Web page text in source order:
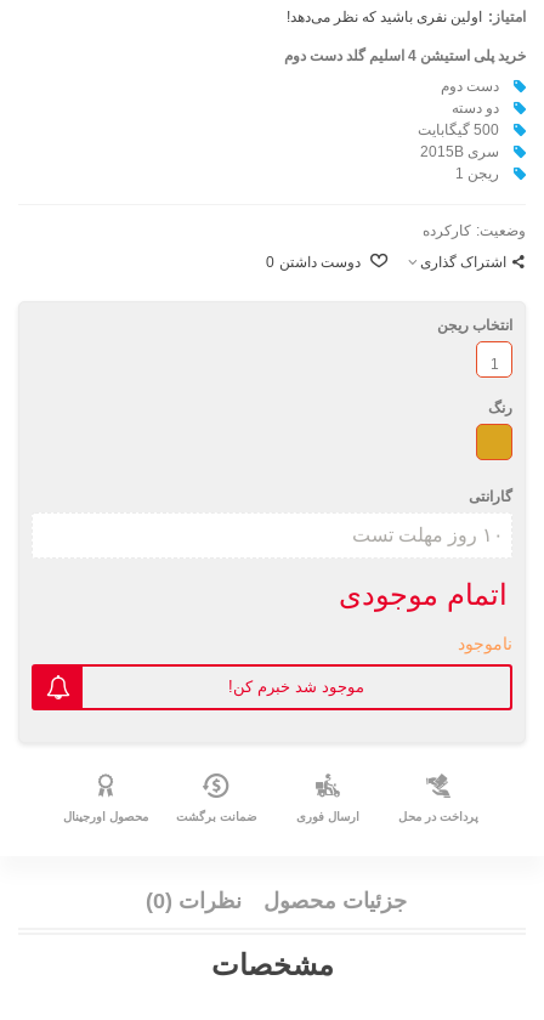
امتیاز: اولین نفری باشید که نظر می‌دهد!
خرید پلی استیشن 4 اسلیم گلد دست دوم
دست دوم
دو دسته
500 گیگابایت
سری 2015B
ریجن 1
وضعیت: کارکرده
اشتراک گذاری
دوست داشتن 0
انتخاب ریجن
1
رنگ
طلائی
گارانتی
اتمام موجودی
ناموجود
موجود شد خبرم کن!
پرداخت در محل ارسال فوری ضمانت برگشت محصول اورجینال
جزئیات محصول نظرات (0)
مشخصات